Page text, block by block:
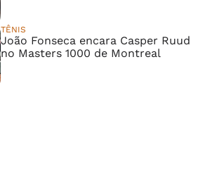
TÊNIS
João Fonseca encara Casper Ruud
no Masters 1000 de Montreal